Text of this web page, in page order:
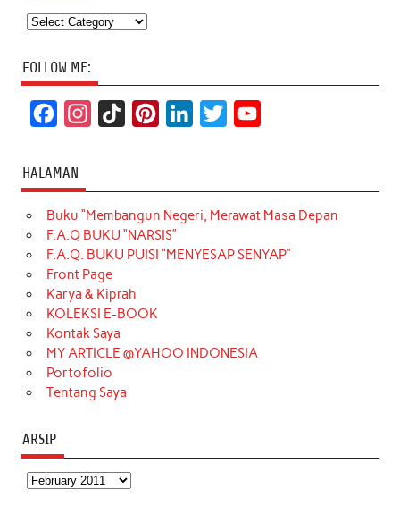
Categories
FOLLOW ME:
c
e
b
o
o
k
t
a
g
r
a
m
T
o
k
t
e
r
k
e
d
t
t
e
T
u
b
HALAMAN
Buku “Membangun Negeri, Merawat Masa Depan
F.A.Q BUKU “NARSIS”
F.A.Q. BUKU PUISI “MENYESAP SENYAP”
Front Page
Karya & Kiprah
KOLEKSI E-BOOK
Kontak Saya
MY ARTICLE @YAHOO INDONESIA
Portofolio
Tentang Saya
ARSIP
Arsip